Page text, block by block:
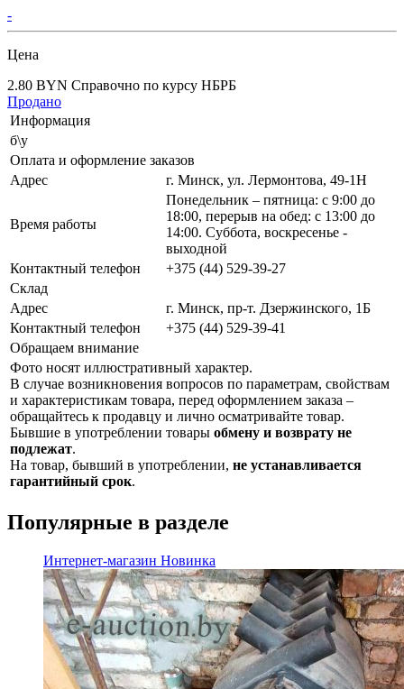
-
Цена
2.80 BYN Справочно по курсу НБРБ
Продано
Информация
б\у
Оплата и оформление заказов
Адрес
г. Минск, ул. Лермонтова, 49-1Н
Время работы
Понедельник – пятница: с 9:00 до
18:00, перерыв на обед: с 13:00 до
14:00. Суббота, воскресенье -
выходной
Контактный телефон
+375 (44) 529-39-27
Склад
Адрес
г. Минск, пр-т. Дзержинского, 1Б
Контактный телефон
+375 (44) 529-39-41
Обращаем внимание
Фото носят иллюстративный характер.
В случае возникновения вопросов по параметрам, свойствам
и характеристикам товара, перед оформлением заказа –
обращайтесь к продавцу и лично осматривайте товар.
Бывшие в употреблении товары обмену и возврату не
подлежат.
На товар, бывший в употреблении, не устанавливается
гарантийный срок.
Популярные в разделе
Интернет-магазин Новинка